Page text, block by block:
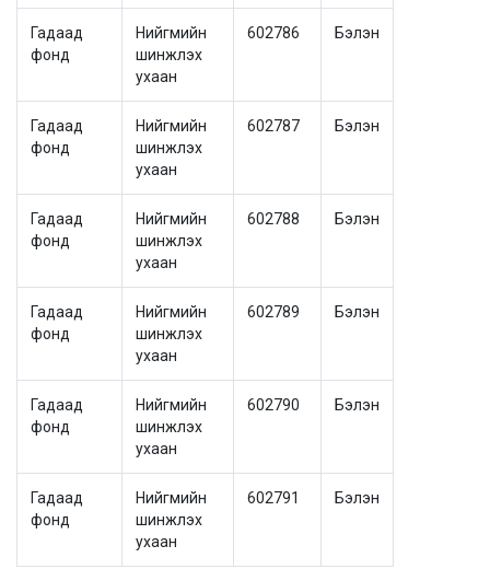
Гадаад
фонд
Нийгмийн
шинжлэх
ухаан
602786 Бэлэн
Гадаад
фонд
Нийгмийн
шинжлэх
ухаан
602787 Бэлэн
Гадаад
фонд
Нийгмийн
шинжлэх
ухаан
602788 Бэлэн
Гадаад
фонд
Нийгмийн
шинжлэх
ухаан
602789 Бэлэн
Гадаад
фонд
Нийгмийн
шинжлэх
ухаан
602790 Бэлэн
Гадаад
фонд
Нийгмийн
шинжлэх
ухаан
602791 Бэлэн